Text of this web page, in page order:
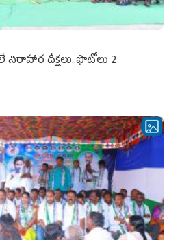
దీక్షలు..ఫొటోలు 2